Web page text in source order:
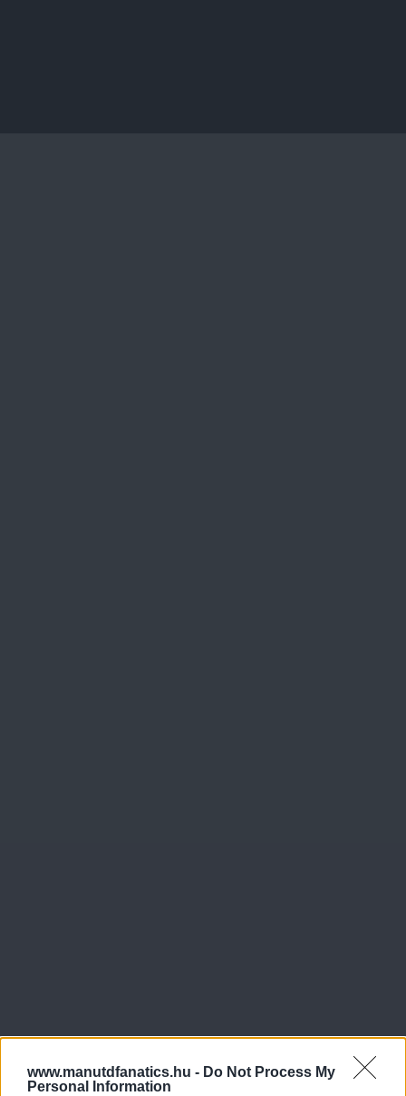
www.manutdfanatics.hu - Do Not Process My
Personal Information